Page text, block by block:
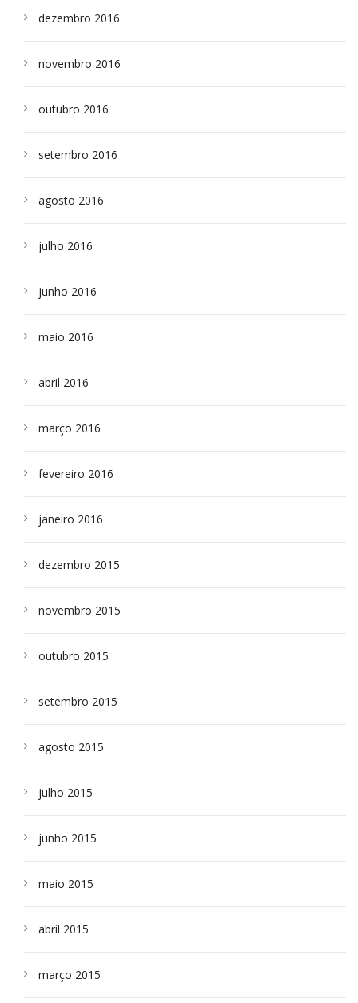
dezembro 2016
novembro 2016
outubro 2016
setembro 2016
agosto 2016
julho 2016
junho 2016
maio 2016
abril 2016
março 2016
fevereiro 2016
janeiro 2016
dezembro 2015
novembro 2015
outubro 2015
setembro 2015
agosto 2015
julho 2015
junho 2015
maio 2015
abril 2015
março 2015